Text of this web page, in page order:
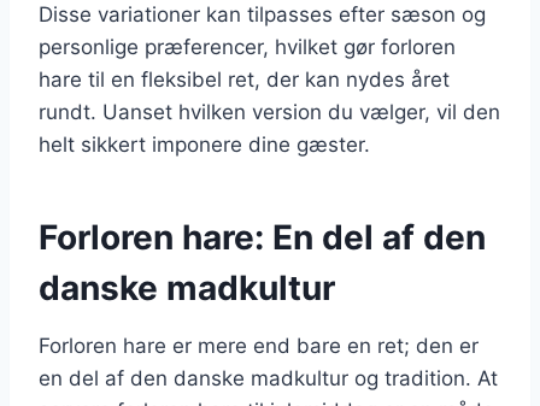
Disse variationer kan tilpasses efter sæson og
personlige præferencer, hvilket gør forloren
hare til en fleksibel ret, der kan nydes året
rundt. Uanset hvilken version du vælger, vil den
helt sikkert imponere dine gæster.
Forloren hare: En del af den
danske madkultur
Forloren hare er mere end bare en ret; den er
en del af den danske madkultur og tradition. At